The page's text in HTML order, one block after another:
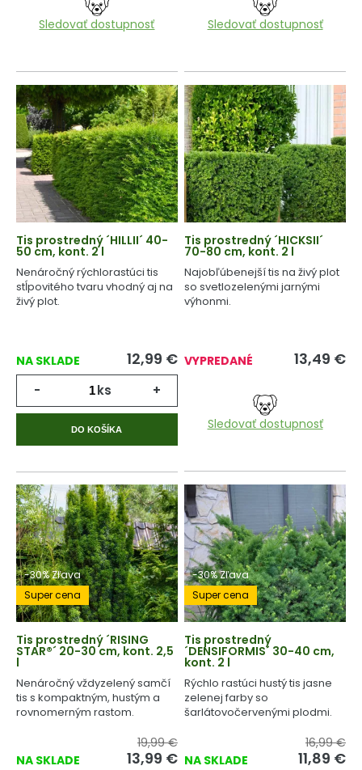
Sledovať dostupnosť Sledovať dostupnosť
Tis prostredný ´HILLII´ 40-
50 cm, kont. 2 l
Nenáročný rýchlorastúci tis
stĺpovitého tvaru vhodný aj na
živý plot.
NA SKLADE 12,99 €
- ks +
DO KOŠÍKA
Tis prostredný ´HICKSII´
70-80 cm, kont. 2 l
Najobľúbenejší tis na živý plot
so svetlozelenými jarnými
výhonmi.
VYPREDANÉ 13,49 €
Sledovať dostupnosť
-30% Zľava
Super cena
Tis prostredný ´RISING
STAR®´ 20-30 cm, kont. 2,5
l
Nenáročný vždyzelený samčí
tis s kompaktným, hustým a
rovnomerným rastom.
NA SKLADE
19,99 €
13,99 €
-30% Zľava
Super cena
Tis prostredný
´DENSIFORMIS´ 30-40 cm,
kont. 2 l
Rýchlo rastúci hustý tis jasne
zelenej farby so
šarlátovočervenými plodmi.
NA SKLADE
16,99 €
11,89 €